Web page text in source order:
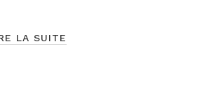
LA SUITE